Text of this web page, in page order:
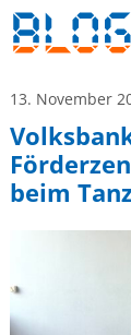
13. November
beim